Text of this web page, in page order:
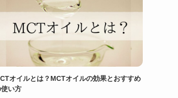
オイルとは？MCTオイルの効果とおすすめ
い方